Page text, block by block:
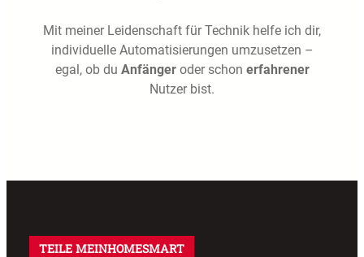
Mit meiner Leidenschaft für Technik helfe ich dir,
individuelle Automatisierungen umzusetzen –
egal, ob du Anfängeroder schon erfahrener
Nutzer bist.
TEILE MEINHOMESMART